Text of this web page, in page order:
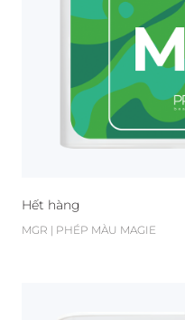
Hết hàng
MGR | PHÉP MÀU MAGIE